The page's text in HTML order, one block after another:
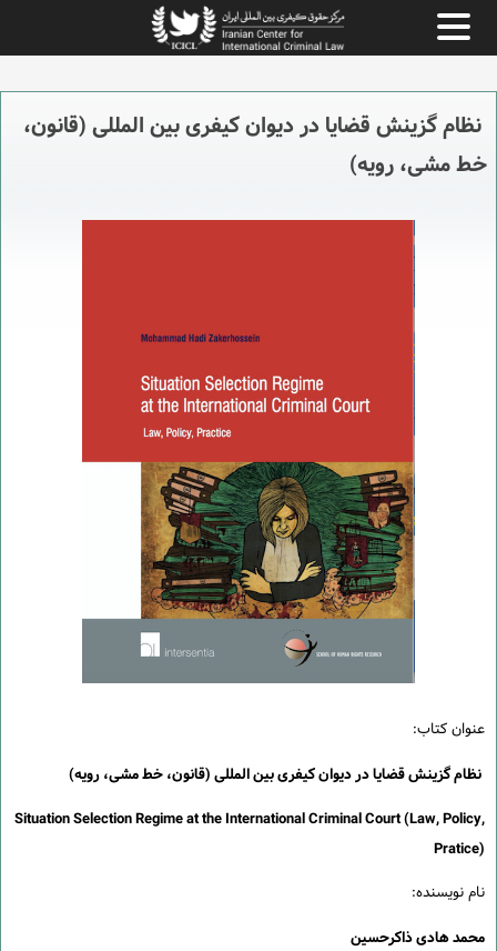
نظام گزینش قضایا در دیوان کیفری بین المللی (قانون،
خط مشی، رویه)
عنوان کتاب:
نظام گزینش قضایا در دیوان کیفری بین المللی (قانون، خط مشی، رویه)
Situation Selection Regime at the International Criminal Court (Law, Policy,
Pratice)
نام نویسنده:
محمد هادی ذاکرحسین